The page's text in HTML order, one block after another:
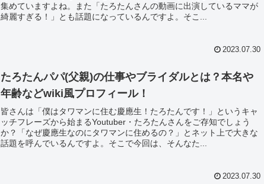
集めていますよね。また「たろたんさんの動画に出演しているママが
綺麗すぎる！」とも話題になっているんですよ。そこ...
2023.07.30
たろたんパパ(父親)の仕事やブライダルとは？本名や
年齢などwiki風プロフィール！
皆さんは「僕はタワマンに住む慶應生！たろたんです！」というキャ
ッチフレーズから始まるYoutuber・たろたんさんをご存知でしょう
か？「なぜ慶應生なのにタワマンに住めるの？」とネット上で大きな
話題を呼んでいるんですよ。そこで今回は、そんなた...
2023.07.30